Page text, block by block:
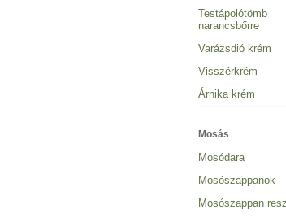
Testápolótömb
narancsbőrre
Varázsdió krém
Visszérkrém
Árnika krém
Mosás
Mosódara
Mosószappanok
Mosószappan